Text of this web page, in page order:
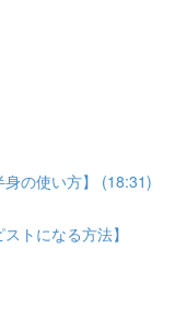
の使い方】 (18:31)
トになる方法】